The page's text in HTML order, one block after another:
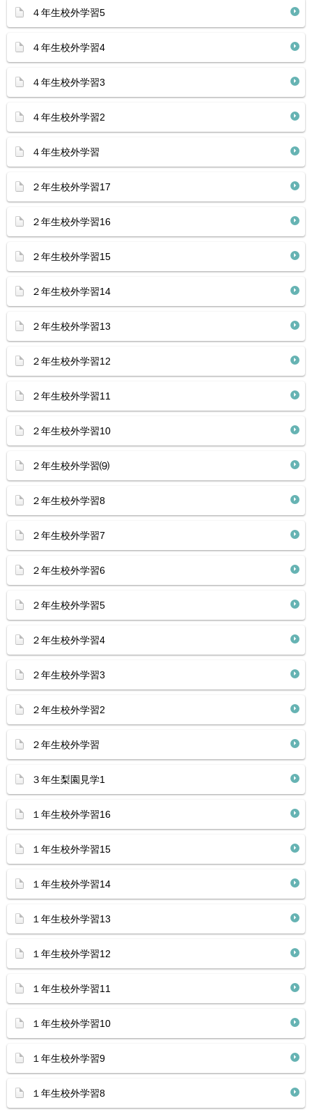
４年生校外学習5
４年生校外学習4
４年生校外学習3
４年生校外学習2
４年生校外学習
２年生校外学習17
２年生校外学習16
２年生校外学習15
２年生校外学習14
２年生校外学習13
２年生校外学習12
２年生校外学習11
２年生校外学習10
２年生校外学習⑼
２年生校外学習8
２年生校外学習7
２年生校外学習6
２年生校外学習5
２年生校外学習4
２年生校外学習3
２年生校外学習2
２年生校外学習
３年生梨園見学1
１年生校外学習16
１年生校外学習15
１年生校外学習14
１年生校外学習13
１年生校外学習12
１年生校外学習11
１年生校外学習10
１年生校外学習9
１年生校外学習8